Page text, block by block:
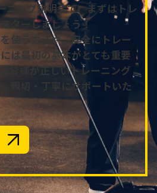
ニング説明会で、まずはトレ
ターしましょう！
使う方法や、安全にトレー
は最初の基本がとても重要
皆様が正しいトレーニング
親切・丁寧にサポートいた